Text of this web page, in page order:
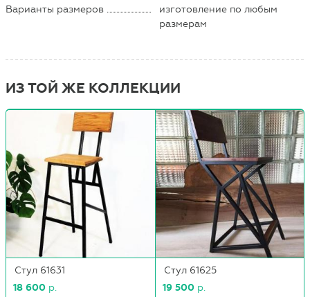
Варианты размеров
изготовление по любым
размерам
ИЗ ТОЙ ЖЕ КОЛЛЕКЦИИ
Стул 61631
18 600 р.
Стул 61625
19 500 р.